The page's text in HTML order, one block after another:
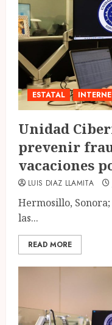
ESTATAL
Unidad
prevenir
vacaciones
LUIS DIAZ LLAMITA
Hermosillo,
las...
READ MORE